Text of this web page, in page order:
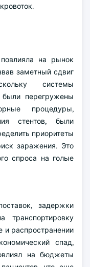
повлияла на рынок
заметный сдвиг
системы
перегружены
процедуры,
стентов, были
приоритеты
заражения. Это
спроса на голые
задержки
транспортировку
и распространении
спад,
на бюджеты